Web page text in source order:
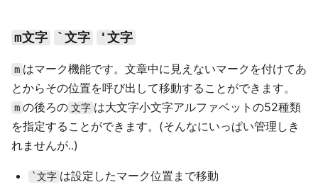
m文字 `文字 '文字
m はマーク機能です。文章中に見えないマークを付けてあ
とからその位置を呼び出して移動することができます。
m の後ろの 文字 は大文字小文字アルファベットの52種類
を指定することができます。(そんなにいっぱい管理しき
れませんが..)
`文字 は設定したマーク位置まで移動